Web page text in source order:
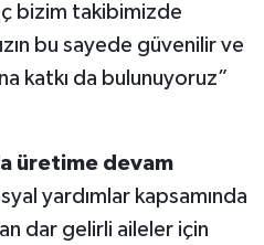
bizim takibimizde
bu sayede güvenilir ve
katkı da bulunuyoruz”
üretime devam
yardımlar kapsamında
dar gelirli aileler için